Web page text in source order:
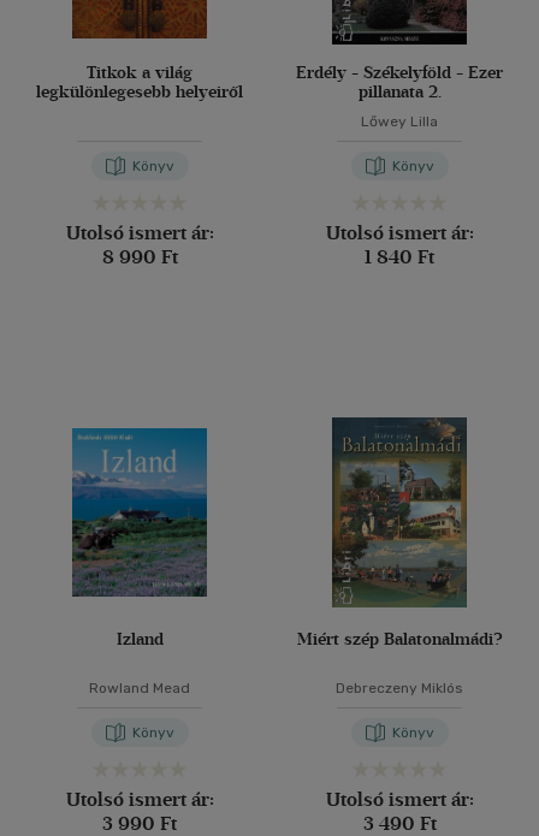
Titkok a világ
legkülönlegesebb helyeiről
Könyv
Utolsó ismert ár:
8 990 Ft
Erdély - Székelyföld - Ezer
pillanata 2.
Lőwey Lilla
Könyv
Utolsó ismert ár:
1 840 Ft
Izland
Rowland Mead
Könyv
Utolsó ismert ár:
3 990 Ft
Miért szép Balatonalmádi?
Debreczeny Miklós
Könyv
Utolsó ismert ár:
3 490 Ft